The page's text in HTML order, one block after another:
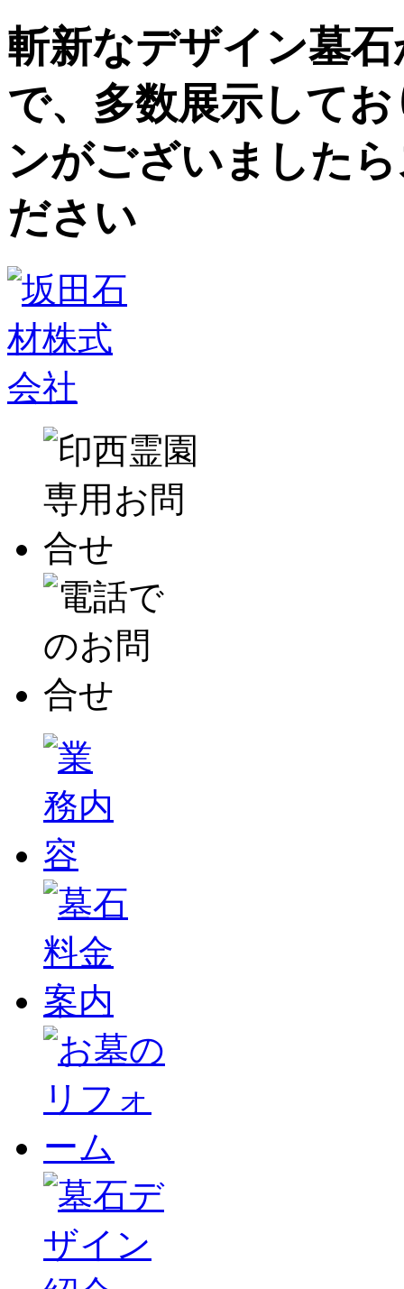
斬新なデザイン墓
で、多数展示して
ンがございました
ださい